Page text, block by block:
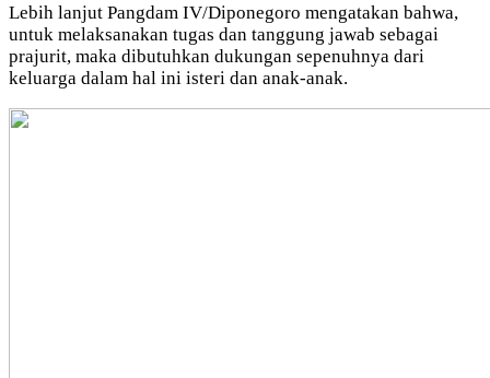
Lebih lanjut Pangdam IV/Diponegoro mengatakan bahwa,
untuk melaksanakan tugas dan tanggung jawab sebagai
prajurit, maka dibutuhkan dukungan sepenuhnya dari
keluarga dalam hal ini isteri dan anak-anak.